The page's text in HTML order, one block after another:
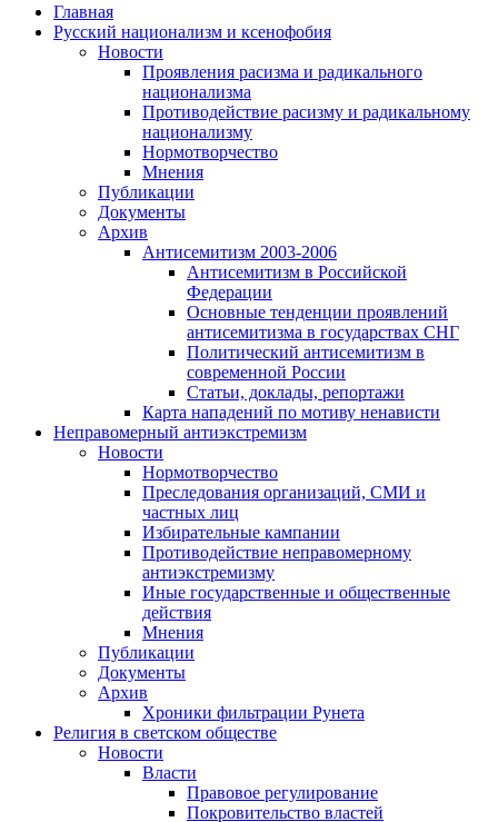
Главная
Русский национализм и ксенофобия
Новости
Проявления расизма и радикального
национализма
Противодействие расизму и радикальному
национализму
Нормотворчество
Мнения
Публикации
Документы
Архив
Антисемитизм 2003-2006
Антисемитизм в Российской
Федерации
Основные тенденции проявлений
антисемитизма в государствах СНГ
Политический антисемитизм в
современной России
Статьи, доклады, репортажи
Карта нападений по мотиву ненависти
Неправомерный антиэкстремизм
Новости
Нормотворчество
Преследования организаций, СМИ и
частных лиц
Избирательные кампании
Противодействие неправомерному
антиэкстремизму
Иные государственные и общественные
действия
Мнения
Публикации
Документы
Архив
Хроники фильтрации Рунета
Религия в светском обществе
Новости
Власти
Правовое регулирование
Покровительство властей